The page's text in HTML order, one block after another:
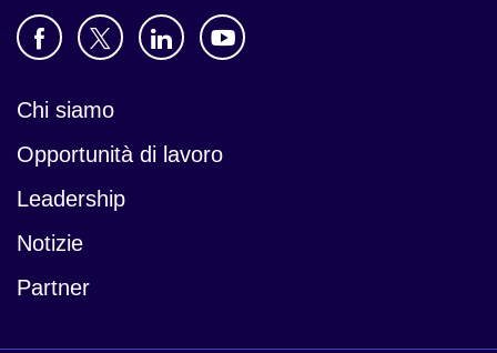
Sanità
Notizie
Chi siamo
Opportunità di lavoro
Leadership
Notizie
Partner